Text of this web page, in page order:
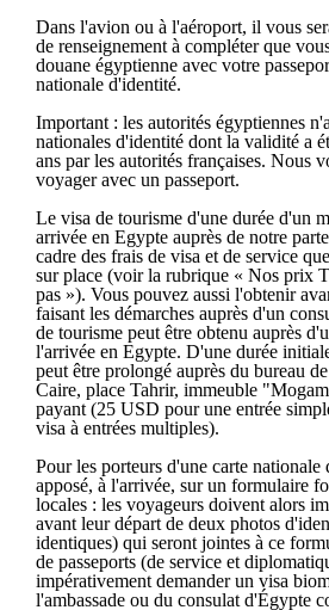
Dans l'avion ou à l'aéroport, il vous
de renseignement à compléter que
douane égyptienne avec votre
nationale d'identité.
Important : les autorités égyptiennes
nationales d'identité dont la validité a
ans par les autorités françaises. Nous
voyager avec un passeport.
Le visa de tourisme d'une durée d'un
arrivée en Egypte auprès de notre
cadre des frais de visa et de service
sur place (voir la rubrique « Nos prix
pas »). Vous pouvez aussi l'obtenir
faisant les démarches auprès d'un
de tourisme peut être obtenu auprès
l'arrivée en Egypte. D'une durée
peut être prolongé auprès du bureau
Caire, place Tahrir, immeuble
payant (25 USD pour une entrée
visa à entrées multiples).
Pour les porteurs d'une carte nationale
apposé, à l'arrivée, sur un formulaire
locales : les voyageurs doivent alors
avant leur départ de deux photos
identiques) qui seront jointes à ce
de passeports (de service et
impérativement demander un visa
l'ambassade ou du consulat d'Égypte